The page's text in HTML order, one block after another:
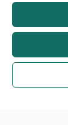
efficaces!